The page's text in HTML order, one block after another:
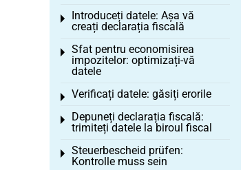
Introduceți datele: Așa vă
creați declarația fiscală
Toggle menu
Sfat pentru economisirea
impozitelor: optimizați-vă
datele
Toggle menu
Verificați datele: găsiți erorile
Toggle menu
Depuneți declarația fiscală:
trimiteți datele la biroul fiscal
Toggle menu
Steuerbescheid prüfen:
Kontrolle muss sein
Toggle menu